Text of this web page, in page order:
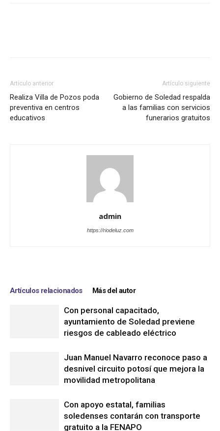
Artículo anterior
Realiza Villa de Pozos poda
preventiva en centros
educativos
Artículo siguiente
Gobierno de Soledad respalda
a las familias con servicios
funerarios gratuitos
admin
https://riodeluz.com
Artículos relacionados Más del autor
Con personal capacitado,
ayuntamiento de Soledad previene
riesgos de cableado eléctrico
Juan Manuel Navarro reconoce paso a
desnivel circuito potosí que mejora la
movilidad metropolitana
Con apoyo estatal, familias
soledenses contarán con transporte
gratuito a la FENAPO